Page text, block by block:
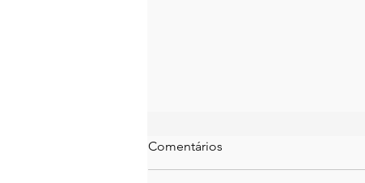
Comentários